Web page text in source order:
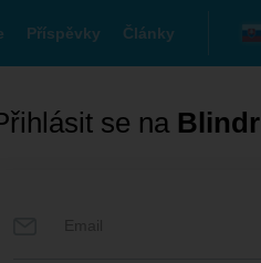
Příspěvky Články
se na Blindr